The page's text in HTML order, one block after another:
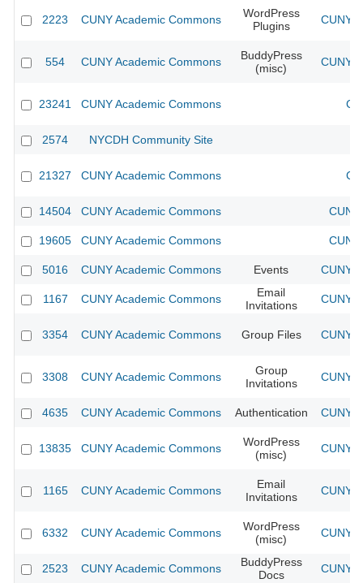
2223 CUNY Academic Commons
WordPress
Plugins
CUNY
554 CUNY Academic Commons
BuddyPress
(misc)
CUNY
23241 CUNY Academic Commons
2574 NYCDH Community Site
21327 CUNY Academic Commons
14504 CUNY Academic Commons
19605 CUNY Academic Commons
5016 CUNY Academic Commons Events CUNY
1167 CUNY Academic Commons
Email
Invitations
CUNY
3354 CUNY Academic Commons Group Files CUNY
3308 CUNY Academic Commons
Group
Invitations
CUNY
4635 CUNY Academic Commons Authentication CUNY
13835 CUNY Academic Commons
WordPress
(misc)
CUNY
1165 CUNY Academic Commons
Email
Invitations
CUNY
6332 CUNY Academic Commons
WordPress
(misc)
CUNY
2523 CUNY Academic Commons
BuddyPress
Docs
CUNY